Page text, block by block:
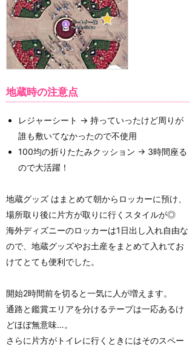
地蔵時の注意点
レジャーシート → 持っていったけど周りが
誰も敷いてなかったので不使用
100均の折りたたみクッション → 3時間座る
ので大活躍！
地蔵グッズ はまとめて朝からロッカーに預け、
場所取り後に片方が取りに行くスタイルが◎
海外ディズニーのロッカーは1日出し入れ自由な
ので、地蔵グッズやお土産をまとめて入れてお
けてとても便利でした。
開始2時間前を切ると一気に人が増えます。
通路と鑑賞エリアを分けるテープは一応あるけ
どほぼ無意味…。
さらに片方がトイレに行くときにはそのスペー